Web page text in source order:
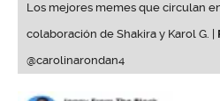
Los mejores memes que circulan
colaboración de Shakira y Karol G. |
@carolinarondan4